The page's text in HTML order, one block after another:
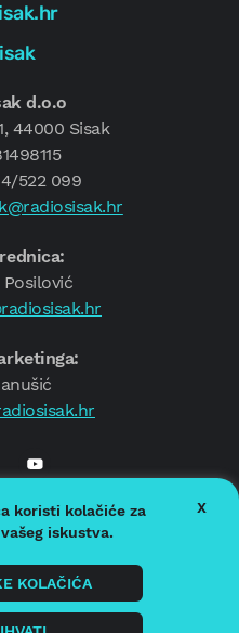
d.o.o
44000 Sisak
522 099
Posilović
Sisak
koristi kolačiće za
iskustva.
KOLAČIĆA
X